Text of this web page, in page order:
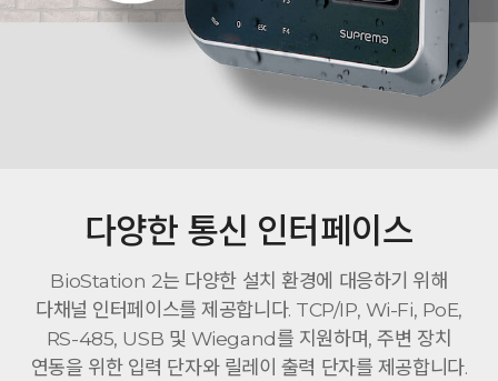
다양한 통신 인터페이스
BioStation 2는 다양한 설치 환경에 대응하기 위해
다채널 인터페이스를 제공합니다. TCP/IP, Wi-Fi, PoE,
RS-485, USB 및 Wiegand를 지원하며, 주변 장치
연동을 위한 입력 단자와 릴레이 출력 단자를 제공합니다.